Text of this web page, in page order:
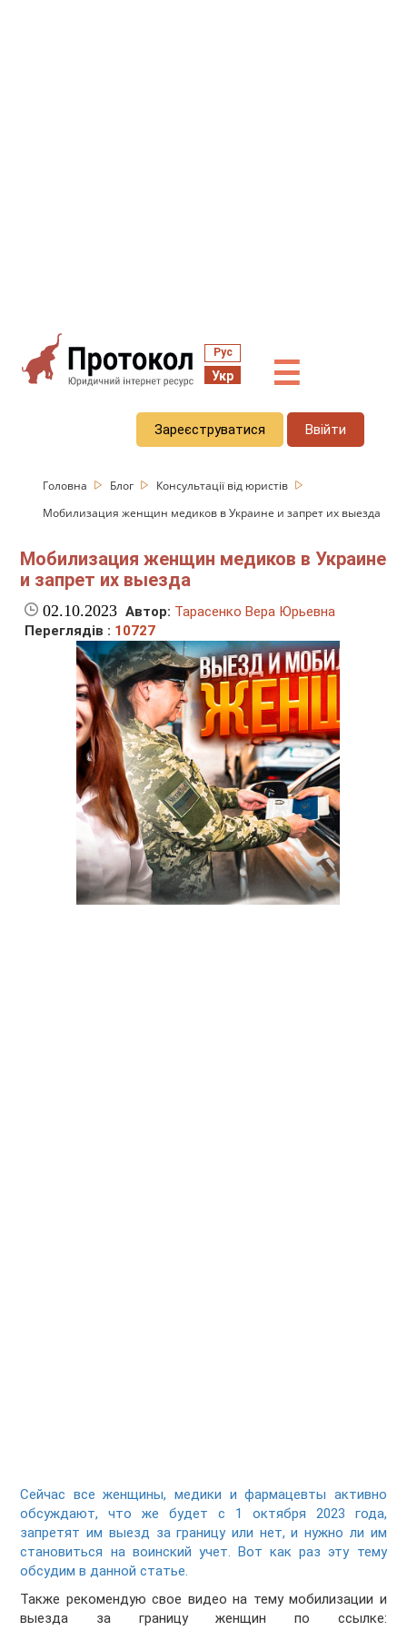
Рус
Укр ☰
Зареєструватися Ввійти
Головна Блог
Консультації від юристів
Мобилизация женщин медиков в Украине и запрет их выезда
Мобилизация женщин медиков в Украине
и запрет их выезда
02.10.2023 Автор: Тарасенко Вера Юрьевна
Переглядів : 10727
Сейчас все женщины, медики и фармацевты активно
обсуждают, что же будет с 1 октября 2023 года,
запретят им выезд за границу или нет, и нужно ли им
становиться на воинский учет. Вот как раз эту тему
обсудим в данной статье.
Также рекомендую свое видео на тему мобилизации и
выезда за границу женщин по ссылке: